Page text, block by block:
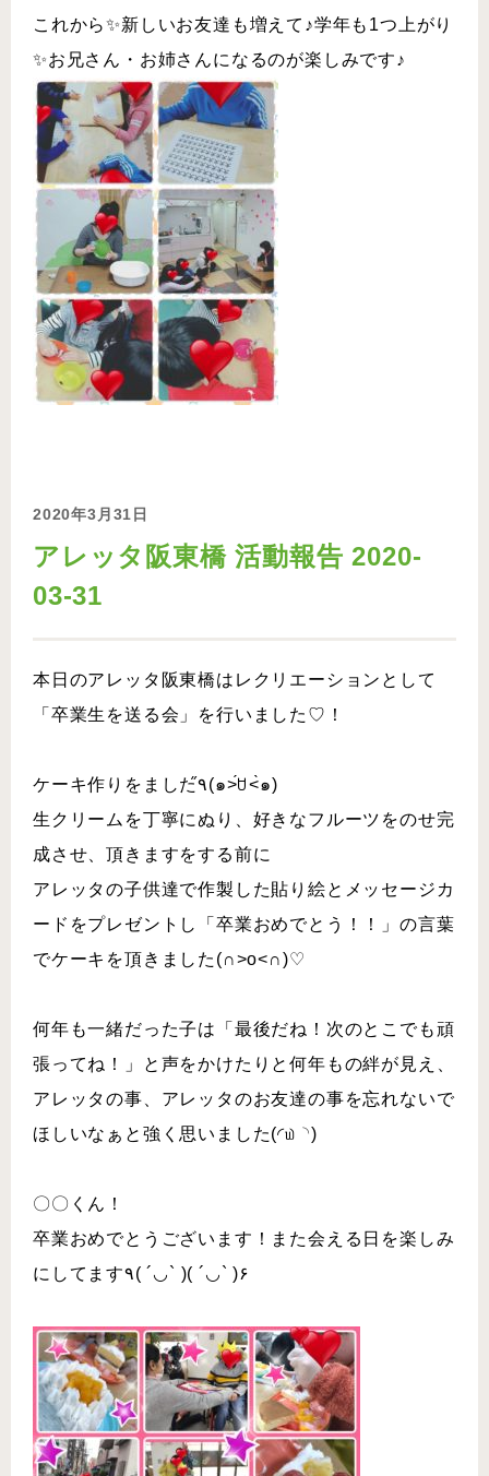
これから✨新しいお友達も増えて♪学年も1つ上がり
✨お兄さん・お姉さんになるのが楽しみです♪
2020年3月31日
アレッタ阪東橋 活動報告 2020-
03-31
本日のアレッタ阪東橋はレクリエーションとして
「卒業生を送る会」を行いました♡！
ケーキ作りをました٩̋(๑˃́ꇴ˂̀๑)
生クリームを丁寧にぬり、好きなフルーツをのせ完
成させ、頂きますをする前に
アレッタの子供達で作製した貼り絵とメッセージカ
ードをプレゼントし「卒業おめでとう！！」の言葉
でケーキを頂きました(∩˃o˂∩)♡
何年も一緒だった子は「最後だね！次のとこでも頑
張ってね！」と声をかけたりと何年もの絆が見え、
アレッタの事、アレッタのお友達の事を忘れないで
ほしいなぁと強く思いました(◜௰◝)
〇〇くん！
卒業おめでとうございます！また会える日を楽しみ
にしてます٩( ´◡` )( ´◡` )۶